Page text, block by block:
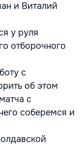
и Виталий
у руля
отборочного
с
об этом
с
соберемся и